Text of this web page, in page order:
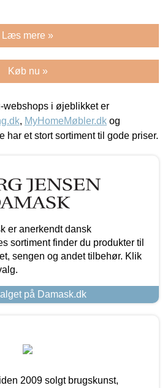
Læs mere »
Køb nu »
i øjeblikket er
, MyHomeMøbler.dk og
har et stort sortiment til gode priser.
er anerkendt dansk
sortiment finder du produkter til
sengen og andet tilbehør. Klik
på Damask.dk
2009 solgt brugskunst,